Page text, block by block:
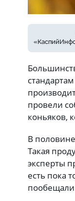
провели
коньяков,
В
Такая
эксперты
есть пока
пообещали